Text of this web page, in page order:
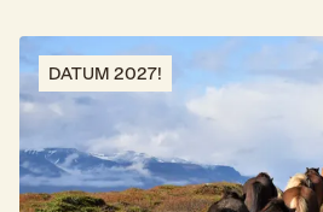
DATUM 2027!